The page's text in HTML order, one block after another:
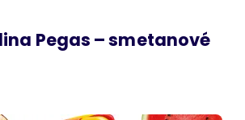
Pegas – smetanové